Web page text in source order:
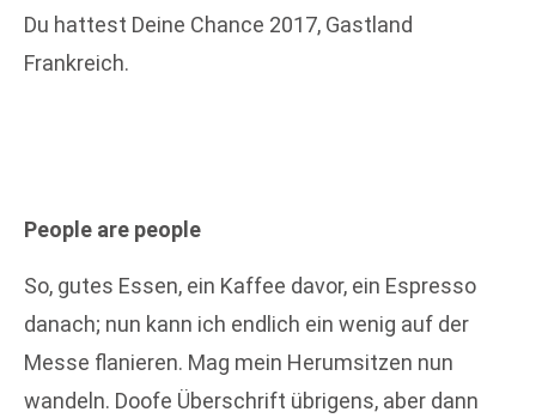
Du hattest Deine Chance 2017, Gastland
Frankreich.
People are people
So, gutes Essen, ein Kaffee davor, ein Espresso
danach; nun kann ich endlich ein wenig auf der
Messe flanieren. Mag mein Herumsitzen nun
wandeln. Doofe Überschrift übrigens, aber dann